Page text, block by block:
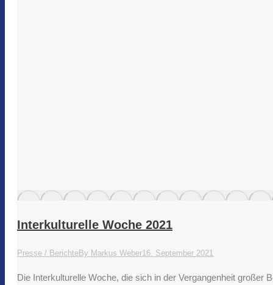
Interkulturelle Woche 2021
Presse / BerichteBy Markus Weber16. September 2021
Die Interkulturelle Woche, die sich in der Vergangenheit